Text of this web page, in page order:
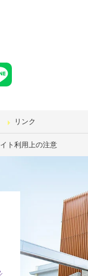
リンク
ト利用上の注意